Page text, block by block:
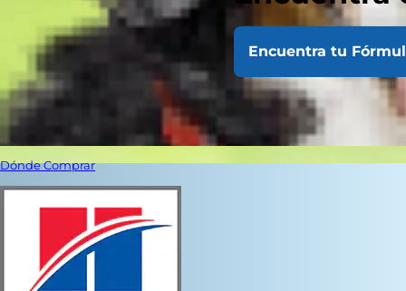
Encuentra tu
Dónde Comprar